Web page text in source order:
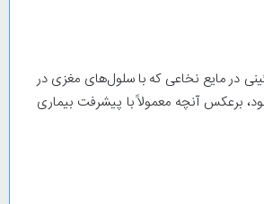
در مایع نخاعی که با سلول‌های مغزی در
برعکس آنچه معمولاً با پیشرفت بیماری